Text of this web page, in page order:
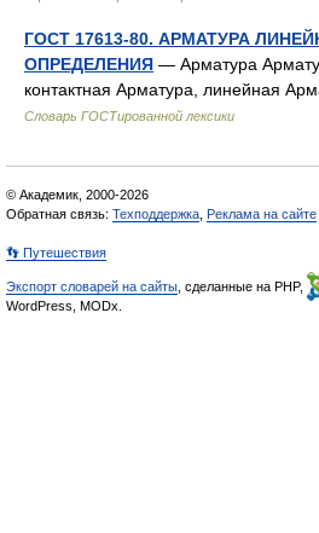
ГОСТ 17613-80. АРМАТУРА
ОПРЕДЕЛЕНИЯ — Арматура
контактная Арматура, линейная
Словарь ГОСТированной лексики
© Академик, 2000-2026
Обратная связь: Техподдержка Реклама на сайте
👣 Путешествия
Экспорт словарей на сайты , сделанные на PHP,
WordPress, MODx.